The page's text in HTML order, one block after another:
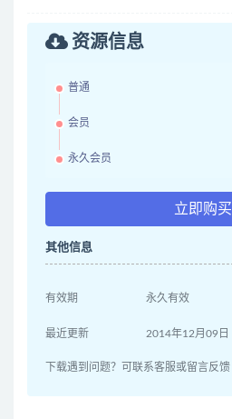
资源信息
普通
会员
永久会员
立即购买
其他信息
有效期 永久有效
最近更新 2014年12月09日
下载遇到问题？可联系客服或留言反馈